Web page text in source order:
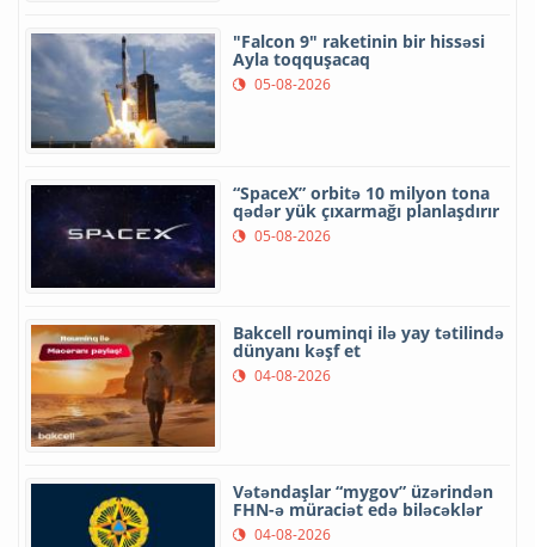
"Falcon 9" raketinin bir hissəsi
Ayla toqquşacaq
05-08-2026
“SpaceX” orbitə 10 milyon tona
qədər yük çıxarmağı planlaşdırır
05-08-2026
Bakcell rouminqi ilə yay tətilində
dünyanı kəşf et
04-08-2026
Vətəndaşlar “mygov” üzərindən
FHN-ə müraciət edə biləcəklər
04-08-2026